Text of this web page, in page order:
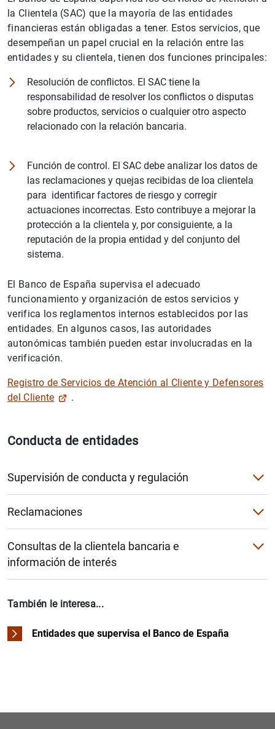
Conducta de entidades
Supervisión de conducta y regulación
Supervisión de la conducta
Actividad internacional de Conducta
Reclamaciones
Historia del Servicio de reclamaciones
Alcance de la función
Consultas de la clientela bancaria e
información de interés
Consultas de la clientela bancaria
Información de interés
También le interesa...
Entidades que supervisa el Banco de España
la Clientela (SAC) que la mayoría de las entidades
financieras están obligadas a tener. Estos servicios, que
desempeñan un papel crucial en la relación entre las
entidades y su clientela, tienen dos funciones principales:
Resolución de conflictos. El SAC tiene la
responsabilidad de resolver los conflictos o disputas
sobre productos, servicios o cualquier otro aspecto
relacionado con la relación bancaria.
Función de control. El SAC debe analizar los datos de
las reclamaciones y quejas recibidas de loa clientela
para identificar factores de riesgo y corregir
actuaciones incorrectas. Esto contribuye a mejorar la
protección a la clientela y, por consiguiente, a la
reputación de la propia entidad y del conjunto del
sistema.
El Banco de España supervisa el adecuado
funcionamiento y organización de estos servicios y
verifica los reglamentos internos establecidos por las
entidades. En algunos casos, las autoridades
autonómicas también pueden estar involucradas en la
verificación.
Registro de Servicios de Atención al Cliente y Defensores
del Cliente
.